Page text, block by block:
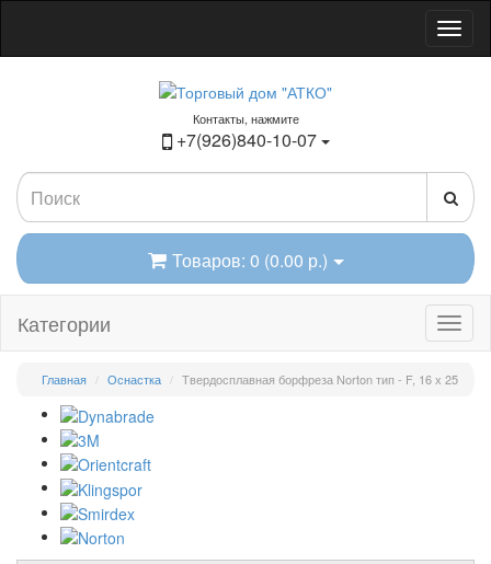
Контакты, нажмите
+7(926)840-10-07
Товаров: 0 (0.00 р.)
Категории
Главная Оснастка Твердосплавная борфреза Norton тип - F, 16 х 25